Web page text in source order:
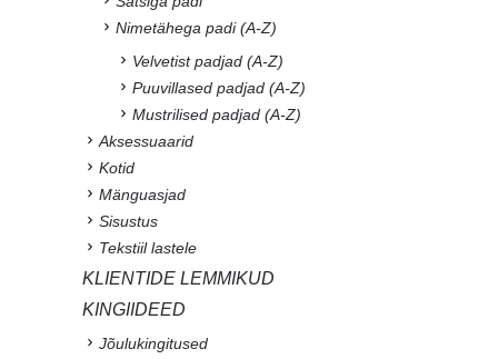
Nimetähega padi (A-Z)
Velvetist padjad (A-Z)
Puuvillased padjad (A-Z)
Mustrilised padjad (A-Z)
Aksessuaarid
Kotid
Mänguasjad
Sisustus
Tekstiil lastele
KLIENTIDE LEMMIKUD
KINGIIDEED
Jõulukingitused